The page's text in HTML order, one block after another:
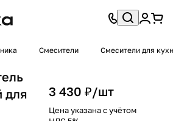
Смесители Смесители для
для
3 430 ₽/шт
Цена указана с учётом